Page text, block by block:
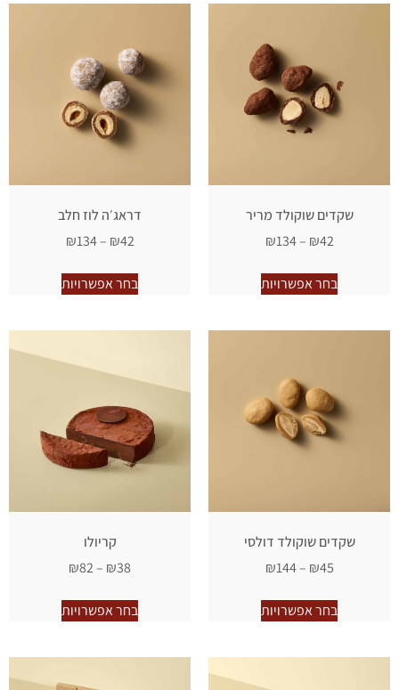
שקדים שוקולד מריר
₪42
–
₪134
בחר אפשרויות
דראג׳ה לוז חלב
₪42
–
₪134
בחר אפשרויות
שקדים שוקולד דולסי
₪45
–
₪144
בחר אפשרויות
קריולו
₪38
–
₪82
בחר אפשרויות